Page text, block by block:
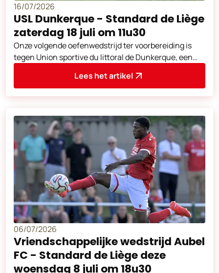
16/07/2026
USL Dunkerque - Standard de Liège
zaterdag 18 juli om 11u30
Onze volgende oefenwedstrijd ter voorbereiding is
tegen Union sportive du littoral de Dunkerque, een
Lees het artikel
06/07/2026
Vriendschappelijke wedstrijd Aubel
FC - Standard de Liège deze
woensdag 8 juli om 18u30